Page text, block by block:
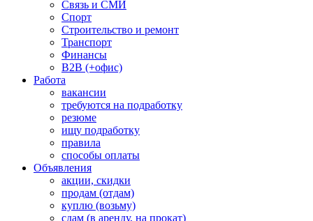
Связь и СМИ
Спорт
Строительство и ремонт
Транспорт
Финансы
B2B (+офис)
Работа
вакансии
требуются на подработку
резюме
ищу подработку
правила
способы оплаты
Объявления
акции, скидки
продам (отдам)
куплю (возьму)
сдам (в аренду, на прокат)